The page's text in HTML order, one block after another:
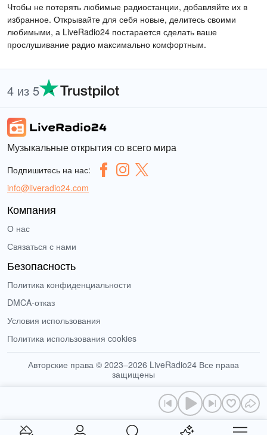
Чтобы не потерять любимые радиостанции, добавляйте их в
избранное. Открывайте для себя новые, делитесь своими
любимыми, а LiveRadio24 постарается сделать ваше
прослушивание радио максимально комфортным.
4 из 5
Музыкальные открытия со всего мира
Подпишитесь на нас:
info@liveradio24.com
Компания
О нас
Связаться с нами
Безопасность
Политика конфиденциальности
DMCA-отказ
Условия использования
Политика использования cookies
Авторские права © 2023–2026 LiveRadio24 Все права
защищены